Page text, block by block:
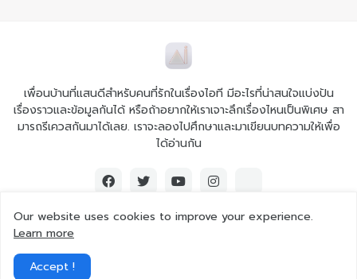
เพื่อนบ้านที่แสนดีสำหรับคนที่รักในเรื่องไอที มีอะไรที่น่าสนใจแบ่งปัน
เรื่องราวและข้อมูลกันได้ หรือถ้าอยากให้เราเจาะลึกเรื่องไหนเป็นพิเศษ สา
มารถรีเควสกันมาได้เลย. เราจะลองไปศึกษาและมาเขียนบทความให้เพื่อ
ได้อ่านกัน
Our website uses cookies to improve your experience.
Learn more
Accept !